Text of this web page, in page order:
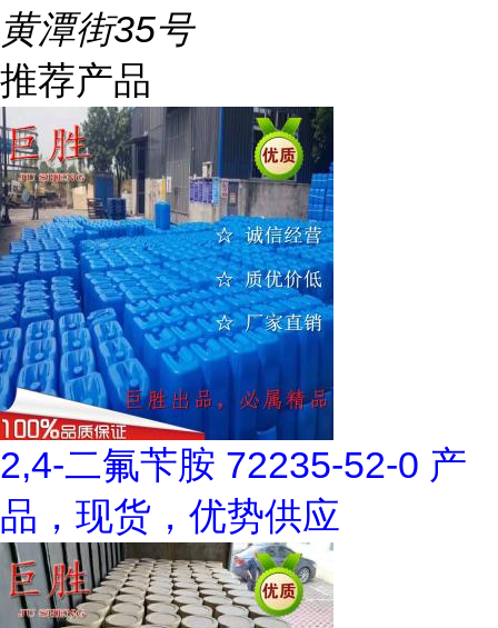
黄潭街35号
推荐产品
2,4-二氟苄胺 72235-52-0 产
品，现货，优势供应